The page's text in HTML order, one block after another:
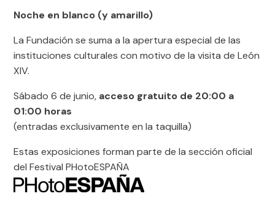
Noche en blanco (y amarillo)
La Fundación se suma a la apertura especial de las
instituciones culturales con motivo de la visita de León
XIV.
Sábado 6 de junio, acceso gratuito de 20:00 a
01:00 horas
(entradas exclusivamente en la taquilla)
Estas exposiciones forman parte de la sección oficial
del Festival PHotoESPAÑA